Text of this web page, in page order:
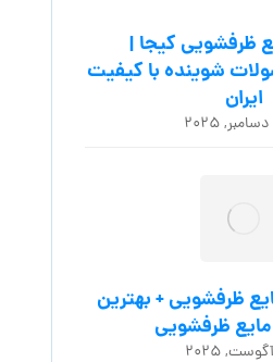
ظرفشویی کیجا |
شوینده با کیفیت
ایران
ظرفشویی + بهترین
ظرفشویی